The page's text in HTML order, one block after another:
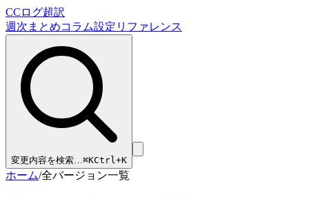
CCログ超訳
週次まとめコラム設定リファレンス
変更内容を検索…⌘KCtrl+K
ホーム/全バージョン一覧